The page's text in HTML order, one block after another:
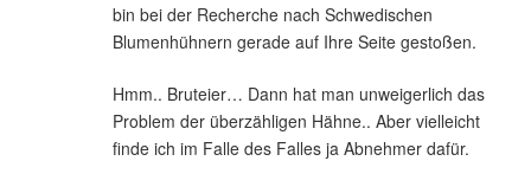
bin bei der Recherche nach Schwedischen
Blumenhühnern gerade auf Ihre Seite gestoßen.
Hmm.. Bruteier… Dann hat man unweigerlich das
Problem der überzähligen Hähne.. Aber vielleicht
finde ich im Falle des Falles ja Abnehmer dafür.